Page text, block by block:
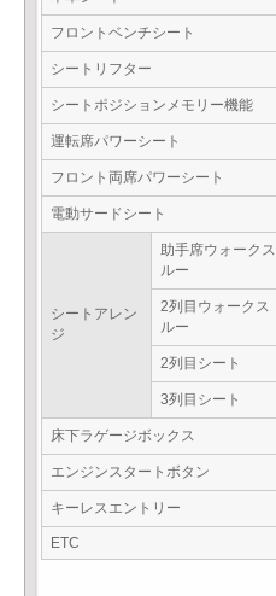
フロントベンチシート
シートリフター
シートポジションメモリー機能
運転席パワーシート
フロント両席パワーシート
電動サードシート
シートアレン
ジ
助手席ウォークス
ルー
2列目ウォークス
ルー
2列目シート
3列目シート
床下ラゲージボックス
エンジンスタートボタン
キーレスエントリー
ETC